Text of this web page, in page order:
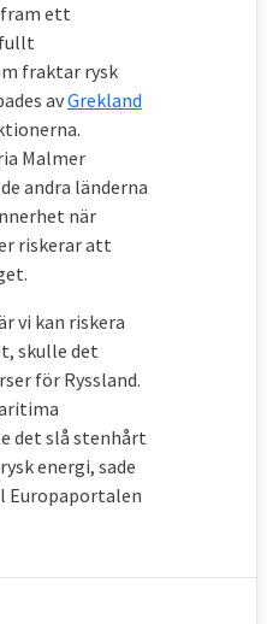
Polen. Efter
Sverige
och
14 vardera – de
(Se
lagar Sverige
Portugal – har
fram ett
fraktar rysk
avGrekland
Malmer
andra länderna
när
riskerar att
vi kan riskera
skulle det
för Ryssland.
det slå stenhårt
energi, sade
Europaportalen